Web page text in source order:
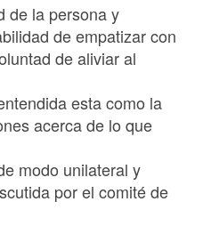
de la persona y
de empatizar con
de aliviar al
esta como la
acerca de lo que
modo unilateral y
por el comité de